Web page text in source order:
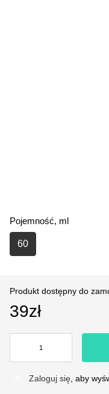
Pojemność, ml
60
Produkt dostępny do
39zł
Zaloguj się , aby